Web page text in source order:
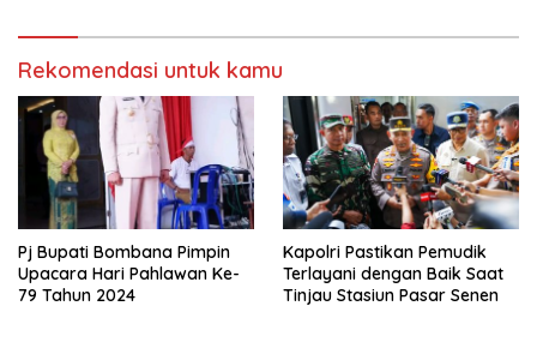
Rekomendasi untuk kamu
Pj Bupati Bombana Pimpin
Upacara Hari Pahlawan Ke-
79 Tahun 2024
Kapolri Pastikan Pemudik
Terlayani dengan Baik Saat
Tinjau Stasiun Pasar Senen